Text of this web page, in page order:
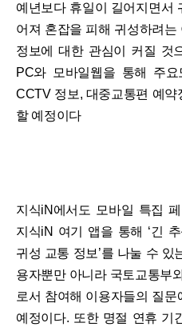
예년보다 휴일이 길어지면서
어져 혼잡을 피해 귀성하려
정보에 대한 관심이 커질 것
PC와 모바일웹을 통해 주
CCTV 정보, 대중교통편 예
할 예정이다
지식iN에서도 모바일 특집
지식iN 여기 앱을 통해 ‘긴
귀성 교통 정보’를 나눌 수 있
용자뿐만 아니라 국토교통부
로서 참여해 이용자들의 질
예정이다. 또한 명절 연휴 기